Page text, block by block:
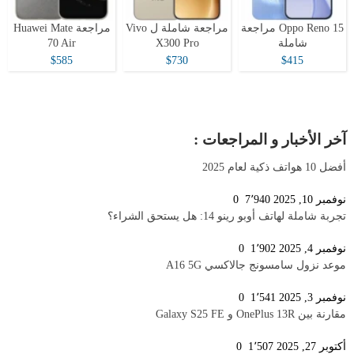
Oppo Reno 15 مراجعة
شاملة
$415
مراجعة شاملة ل Vivo
X300 Pro
$730
مراجعة Huawei Mate
70 Air
$585
آخر الأخبار و المراجعات :
أفضل 10 هواتف ذكية لعام 2025
نوفمبر 10, 2025 7٬940
تجربة شاملة لهاتف أوبو رينو 14: هل يستحق الشراء؟
نوفمبر 4, 2025 1٬902
موعد نزول سامسونج جالاكسي A16 5G
نوفمبر 3, 2025 1٬541
مقارنة بين OnePlus 13R و Galaxy S25 FE
أكتوبر 27, 2025 1٬507